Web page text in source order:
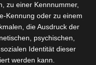
zu einer Kennnummer,
Kennung oder zu einem
die Ausdruck der
psychischen,
Identität dieser
werden kann.